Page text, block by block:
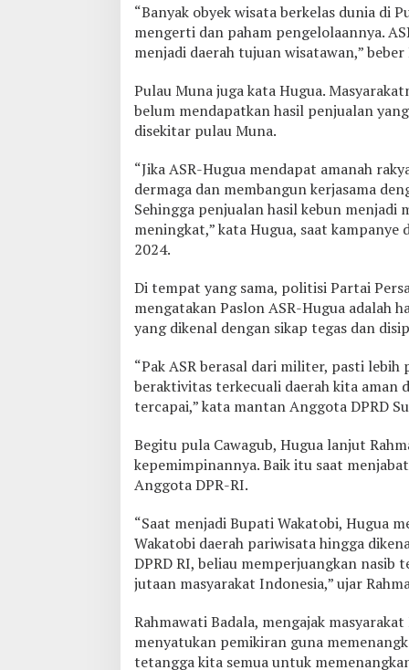
“Banyak obyek wisata berkelas dunia di
mengerti dan paham pengelolaannya.
menjadi daerah tujuan wisatawan,” beber
Pulau Muna juga kata Hugua.
belum mendapatkan hasil penjualan
disekitar pulau Muna.
“Jika ASR-Hugua mendapat amanah
dermaga dan membangun kerjasama
Sehingga penjualan hasil kebun
meningkat,” kata Hugua, saat kampanye
2024.
Di tempat yang sama, politisi Partai
mengatakan Paslon ASR-Hugua adalah
yang dikenal dengan sikap tegas dan
“Pak ASR berasal dari militer, pasti lebih
beraktivitas terkecuali daerah kita aman
tercapai,” kata mantan Anggota DPRD
Begitu pula Cawagub, Hugua lanjut
kepemimpinannya. Baik itu saat
Anggota DPR-RI.
“Saat menjadi Bupati Wakatobi, Hugua
Wakatobi daerah pariwisata hingga
DPRD RI, beliau memperjuangkan nasib
jutaan masyarakat Indonesia,” ujar
Rahmawati Badala, mengajak
menyatukan pemikiran guna
tetangga kita semua untuk